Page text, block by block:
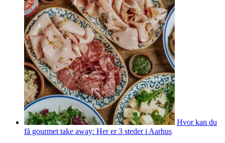
Hvor kan du
få gourmet take away: Her er 3 steder i Aarhus